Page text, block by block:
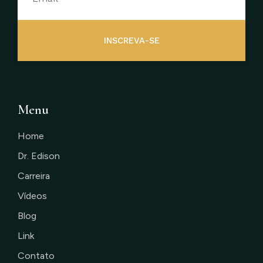
INSCREVA-SE
Menu
Home
Dr. Edison
Carreira
Vídeos
Blog
Link
Contato